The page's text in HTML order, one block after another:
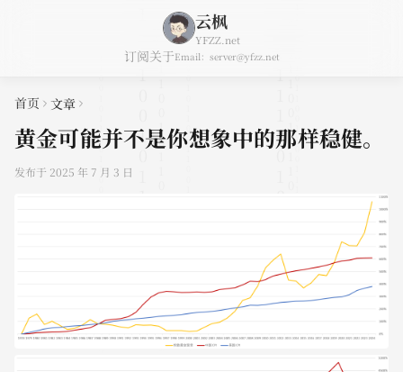
云枫
YFZZ.net
订阅关于Email：server@yfzz.net
几次大跌
回溯（10
年）
首页 文章
黄金可能并不是你想象中的那样稳健。
发布于 2025 年 7 月 3 日